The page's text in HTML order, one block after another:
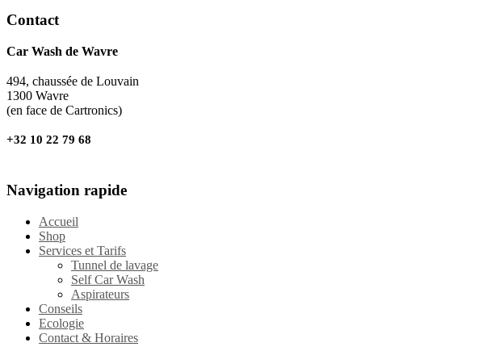
Contact
Car Wash de Wavre
494, chaussée de Louvain
1300 Wavre
(en face de Cartronics)
+32 10 22 79 68
Navigation rapide
Accueil
Shop
Services et Tarifs
Tunnel de lavage
Self Car Wash
Aspirateurs
Conseils
Ecologie
Contact & Horaires